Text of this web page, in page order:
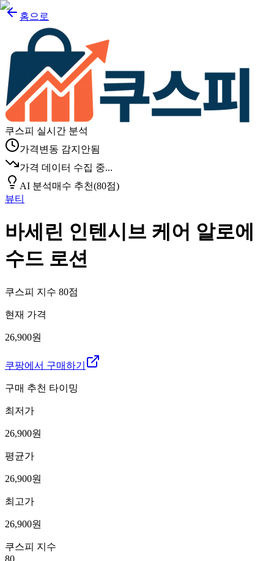
홈으로
쿠스피 실시간 분석
가격변동 감지안됨
가격 데이터 수집 중...
AI 분석매수 추천(80점)
뷰티
바세린 인텐시브 케어 알로에
수드 로션
쿠스피 지수 80점
현재 가격
26,900원
쿠팡에서 구매하기
구매 추천 타이밍
최저가
26,900원
평균가
26,900원
최고가
26,900원
쿠스피 지수
80